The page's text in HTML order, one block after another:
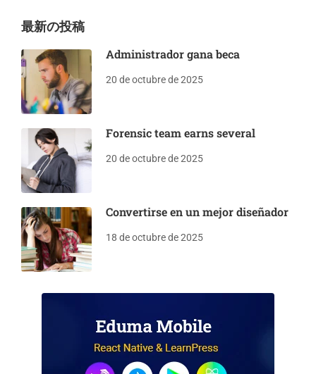
最新の投稿
Administrador gana beca
20 de octubre de 2025
Forensic team earns several
20 de octubre de 2025
Convertirse en un mejor diseñador
18 de octubre de 2025